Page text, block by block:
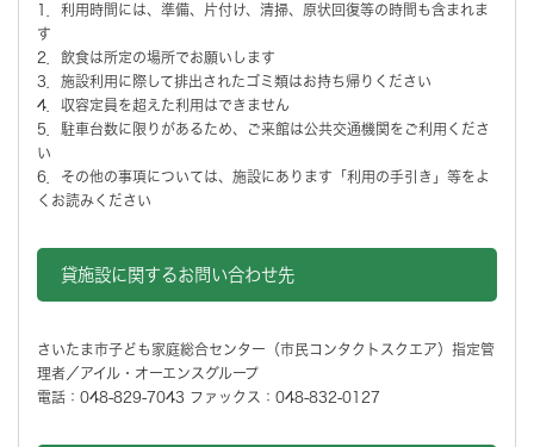
1．利用時間には、準備、片付け、清掃、原状回復等の時間も含まれま
す
2．飲食は所定の場所でお願いします
3．施設利用に際して排出されたゴミ類はお持ち帰りください
4．収容定員を超えた利用はできません
5．駐車台数に限りがあるため、ご来館は公共交通機関をご利用くださ
い
6．その他の事項については、施設にあります「利用の手引き」等をよ
くお読みください
貸施設に関するお問い合わせ先
さいたま市子ども家庭総合センター（市民コンタクトスクエア）指定管
理者／アイル・オーエンスグループ
電話：048-829-7043 ファックス：048-832-0127